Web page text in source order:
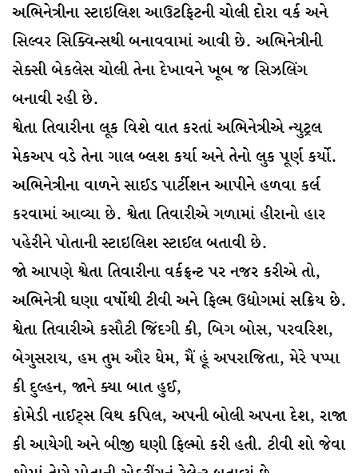
અભિનેત્રીના સ્ટાઇલિશ આઉટફિટની ચોલી દોરા વર્ક અને
સિલ્વર સિક્વિન્સથી બનાવવામાં આવી છે. અભિનેત્રીની
સેક્સી બેકલેસ ચોલી તેના દેખાવને ખૂબ જ સિઝલિંગ
બનાવી રહી છે.
શ્વેતા તિવારીના લૂક વિશે વાત કરતાં અભિનેત્રીએ ન્યુટ્રલ
મેકઅપ વડે તેના ગાલ બ્લશ કર્યા અને તેનો લુક પૂર્ણ કર્યો.
અભિનેત્રીના વાળને સાઈડ પાર્ટીશન આપીને હળવા કર્લ
કરવામાં આવ્યા છે. શ્વેતા તિવારીએ ગળામાં હીરાનો હાર
પહેરીને પોતાની સ્ટાઇલિશ સ્ટાઈલ બતાવી છે.
જો આપણે શ્વેતા તિવારીના વર્કફ્રન્ટ પર નજર કરીએ તો,
અભિનેત્રી ઘણા વર્ષોથી ટીવી અને ફિલ્મ ઉદ્યોગમાં સક્રિય છે.
શ્વેતા તિવારીએ કસૌટી જિંદગી કી, બિગ બોસ, પરવરિશ,
બેગુસરાય, હમ તુમ ઔર ધેમ, મૈં હૂં અપરાજિતા, મેરે પપ્પા
કી દુલ્હન, જાને ક્યા બાત હુઈ,
કોમેડી નાઈટ્સ વિથ કપિલ, અપની બોલી અપના દેશ, રાજા
કી આયેગી અને બીજી ઘણી ફિલ્મો કરી હતી. ટીવી શો જેવા